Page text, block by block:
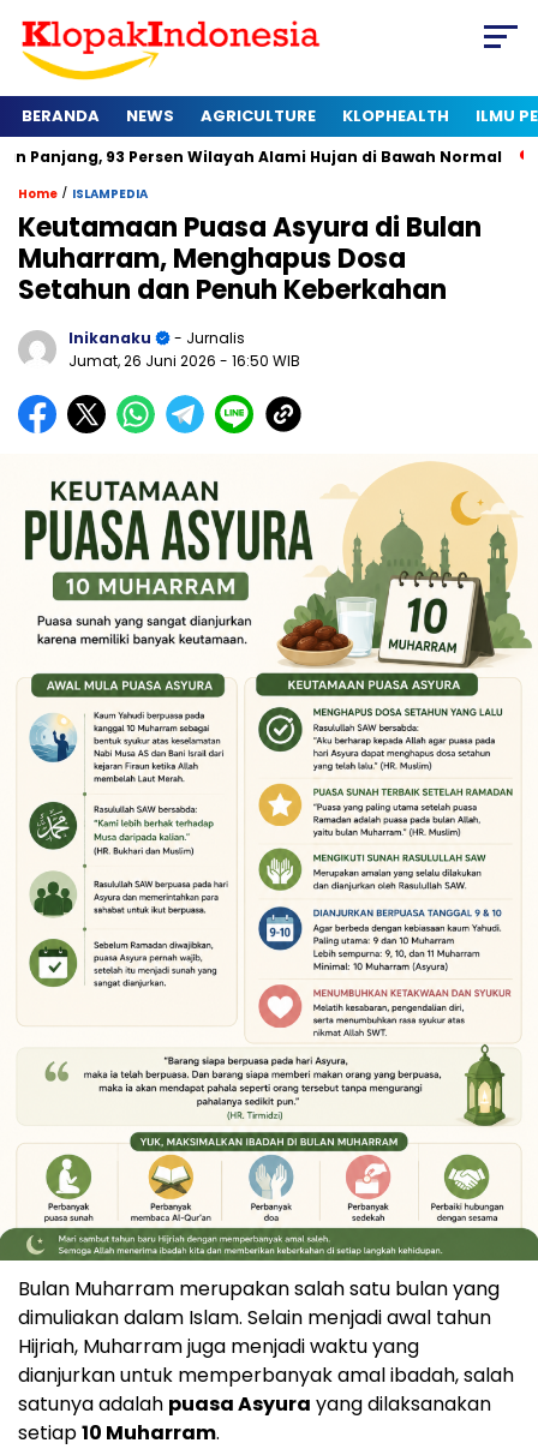
BERANDA NEWS AGRICULTURE KLOPHEALTH ILMU
Persen Wilayah Alami Hujan di Bawah Normal Kapan
Home / ISLAMPEDIA
Keutamaan Puasa Asyura di Bulan
Muharram, Menghapus Dosa
Setahun dan Penuh Keberkahan
Inikanaku
- Jurnalis
Jumat, 26 Juni 2026 - 16:50 WIB
Bulan Muharram merupakan salah satu bulan yang
dimuliakan dalam Islam. Selain menjadi awal tahun
Hijriah, Muharram juga menjadi waktu yang
dianjurkan untuk memperbanyak amal ibadah, salah
satunya adalah puasa Asyura yang dilaksanakan
setiap10 Muharram.